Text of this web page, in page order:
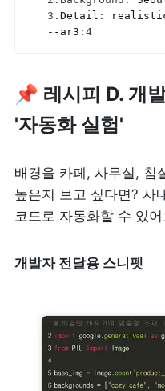
3. Detail :
--ar3 : 4
📌 레시피 D. 개
'자동화 실험'
배경을 카페, 사무실, 침
높은지 보고 싶다면? 사
코드로 자동화할 수 있
개발자 전달용 스니펫